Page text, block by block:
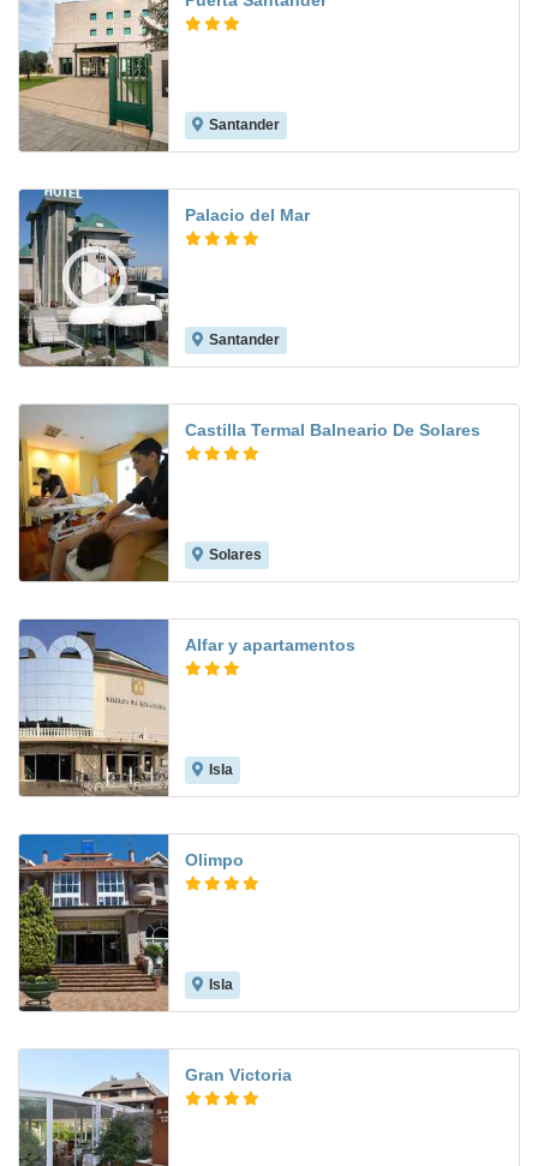
Santander
Palacio del Mar
Santander
Castilla Termal Balneario De Solares
Solares
Alfar y apartamentos
Isla
Olimpo
Isla
Gran Victoria